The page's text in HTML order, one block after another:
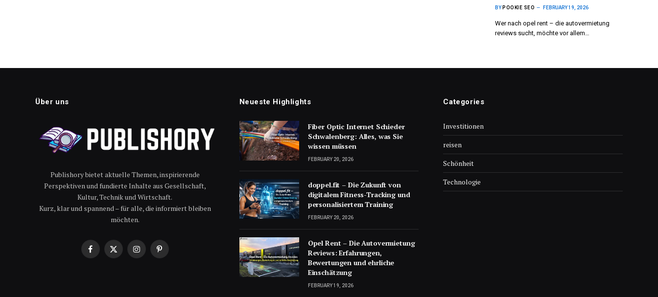
BY POOKIE SEO FEBRUARY 19, 2026
Wer nach opel rent – die autovermietung
reviews sucht, möchte vor allem…
Über uns
Publishory bietet aktuelle Themen, inspirierende
Perspektiven und fundierte Inhalte aus Gesellschaft,
Kultur, Technik und Wirtschaft.
Kurz, klar und spannend – für alle, die informiert bleiben
möchten.
Facebook
X
InstagramPinterest
Neueste Highlights
Fiber Optic Internet Schieder
Schwalenberg: Alles, was Sie
wissen müssen
FEBRUARY 20, 2026
doppel.fit – Die Zukunft von
digitalem Fitness-Tracking und
personalisiertem Training
FEBRUARY 20, 2026
Opel Rent – Die Autovermietung
Reviews: Erfahrungen,
Bewertungen und ehrliche
Einschätzung
FEBRUARY 19, 2026
Categories
Investitionen
reisen
Schönheit
Technologie